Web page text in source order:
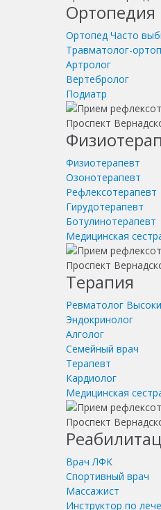
Ортопедия
Ортопед Часто
Травматолог-
Артролог
Вертебролог
Подиатр
Физиотерапевт
Озонотерапевт
Рефлексотерапевт
Гирудотерапевт
Ботулинотерапевт
Медицинская
Терапия
Ревматолог
Эндокринолог
Алголог
Семейный врач
Терапевт
Кардиолог
Медицинская
Врач ЛФК
Спортивный врач
Массажист
Инструктор по